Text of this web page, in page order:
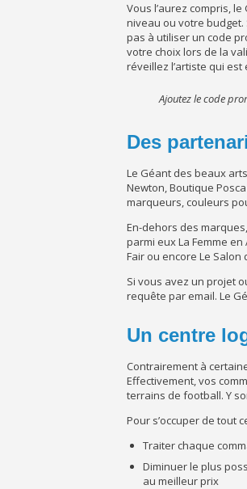
Vous l’aurez compris,
niveau ou votre
pas à utiliser un code
votre choix lors de la
réveillez l’artiste qui
Ajoutez le code
Des
Le Géant des beaux
Newton, Boutique
marqueurs, couleurs
En-dehors des
parmi eux La Femme
Fair ou encore Le Salon
Si vous avez un projet
requête par email. Le
Un centre
Contrairement à
Effectivement, vos
terrains de football. Y
Pour s’occuper de tout
Traiter chaque
Diminuer le plus
au meilleur prix